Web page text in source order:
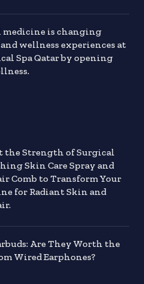
is changing
wellness experiences at
Spa Qatar by opening
the Strength of Surgical
Skin Care Spray and
Comb to Transform Your
for Radiant Skin and
Are They Worth the
Wired Earphones?